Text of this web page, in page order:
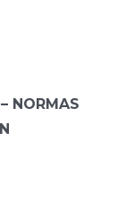
NORMAS